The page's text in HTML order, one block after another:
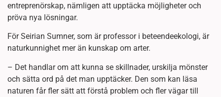
entreprenörskap, nämligen att upptäcka möjligheter och
pröva nya lösningar.
För Seirian Sumner, som är professor i beteendeekologi, är
naturkunnighet mer än kunskap om arter.
– Det handlar om att kunna se skillnader, urskilja mönster
och sätta ord på det man upptäcker. Den som kan läsa
naturen får fler sätt att förstå problem och fler vägar till